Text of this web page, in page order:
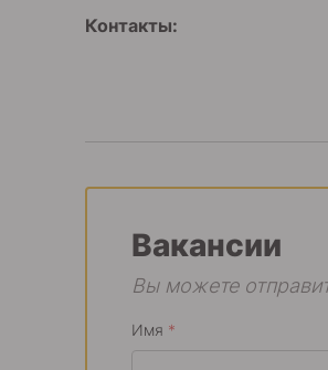
Контакты:
Вакансии
Вы можете
Имя *